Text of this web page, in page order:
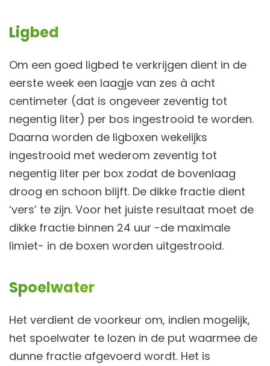
Ligbed
Om een goed ligbed te verkrijgen dient in de
eerste week een laagje van zes à acht
centimeter (dat is ongeveer zeventig tot
negentig liter) per bos ingestrooid te worden.
Daarna worden de ligboxen wekelijks
ingestrooid met wederom zeventig tot
negentig liter per box zodat de bovenlaag
droog en schoon blijft. De dikke fractie dient
‘vers’ te zijn. Voor het juiste resultaat moet de
dikke fractie binnen 24 uur -de maximale
limiet- in de boxen worden uitgestrooid.
Spoelwater
Het verdient de voorkeur om, indien mogelijk,
het spoelwater te lozen in de put waarmee de
dunne fractie afgevoerd wordt. Het is